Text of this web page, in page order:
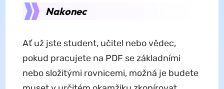
Nakonec
Ať už jste student, učitel nebo vědec,
pokud pracujete na PDF se základními
nebo složitými rovnicemi, možná je budete